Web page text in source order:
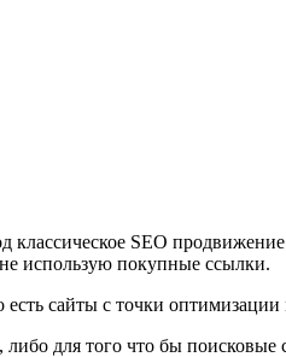
классическое SEO
использую покупные ссылки.
сайты с точки
для того что бы поисковые